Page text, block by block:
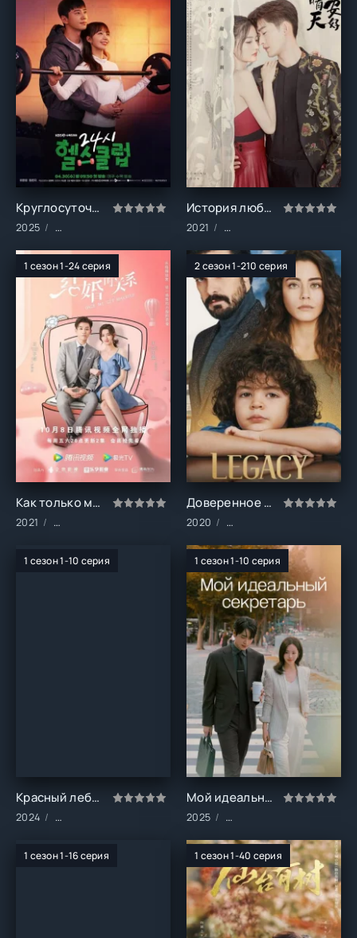
Круглосуточный спортклуб (1 сезон)
2025 Сериалы/Комедия/Мелодрамы/Спорт
История любви: Ты самое больше счастье в моей жизни (1 сезон)
2021 Сериалы/Драма/
1 сезон 1-24 серия
Как только мы поженимся (1 сезон)
2021 Сериалы/Комедия/Мелодрамы
2 сезон 1-210 серия
Доверенное (1-2 сезон)
2020 Сериалы/Боевики/
1 сезон 1-10 серия
Красный лебедь (1 сезон)
2024 Сериалы/Драма/Мелодрамы
1 сезон 1-10 серия
Мой идеальный секретарь (1 сезон)
2025 Сериалы/Комедия/
1 сезон 1-16 серия 1 сезон 1-40 серия